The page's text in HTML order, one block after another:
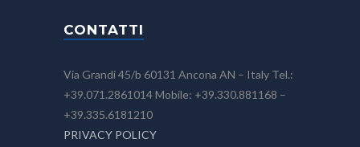
CONTATTI
Via Grandi 45/b 60131 Ancona AN – Italy Tel.:
+39.071.2861014 Mobile: +39.330.881168 –
+39.335.6181210
PRIVACY POLICY